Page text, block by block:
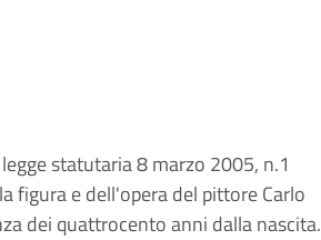
statutaria 8 marzo 2005, n.1
figura e dell'opera del pittore Carlo
dei quattrocento anni dalla nascita.